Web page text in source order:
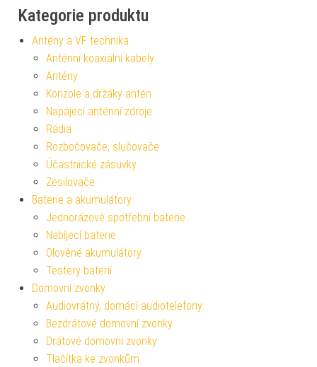
Kategorie produktu
Antény a VF technika
Anténní koaxiální kabely
Antény
Konzole a držáky antén
Napájecí anténní zdroje
Rádia
Rozbočovače, slučovače
Účastnické zásuvky
Zesilovače
Baterie a akumulátory
Jednorázové spotřební baterie
Nabíjecí baterie
Olověné akumulátory
Testery baterií
Domovní zvonky
Audiovrátný, domácí audiotelefony
Bezdrátové domovní zvonky
Drátové domovní zvonky
Tlačítka ke zvonkům